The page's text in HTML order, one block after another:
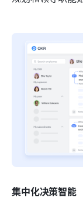
集中化决策智能